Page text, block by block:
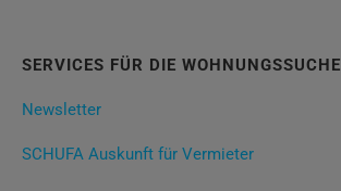
SERVICES FÜR DIE WOHNUNGSSUCHE
Newsletter
SCHUFA Auskunft für Vermieter